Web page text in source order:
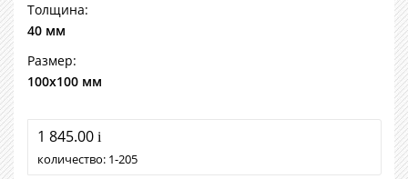
Толщина:
40 мм
Размер:
100х100 мм
1 845.00 i
количество: 1 205